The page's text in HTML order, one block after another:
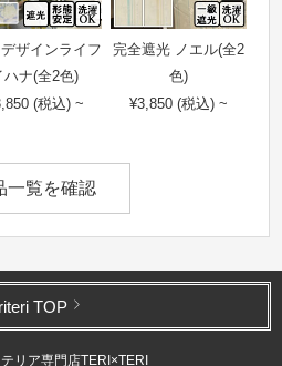
ザインライフ
ハナ(全2色)
(税込) ~
完全遮光 ノエル(全2
色)
¥3,850 (税込) ~
一覧を確認
TOP
リア専門店TERI×TERI